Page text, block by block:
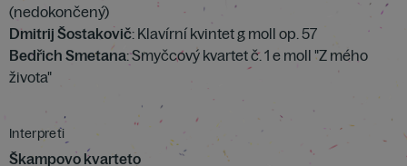
(nedokončený)
Dmitrij Šostakovič: Klavírní kvintet g moll op. 57
Bedřich Smetana: Smyčcový kvartet č. 1 e moll "Z mého
života"
Interpreti
Škampovo kvarteto